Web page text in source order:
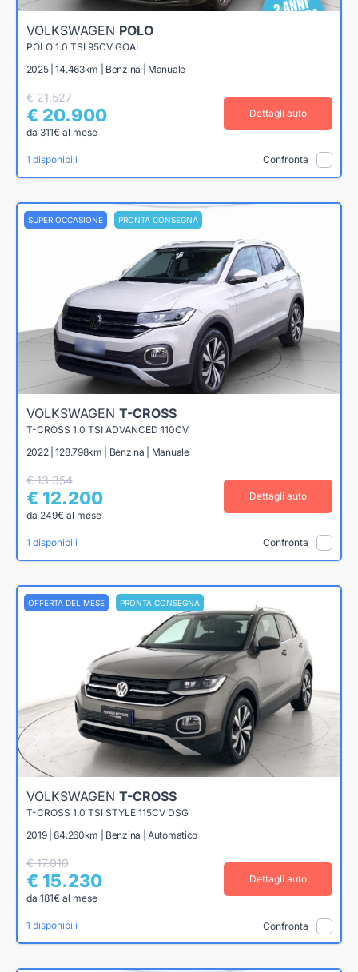
VOLKSWAGEN POLO
POLO 1.0 TSI 95CV GOAL
2025 | 14.463km | Benzina | Manuale
€ 21.527
€ 20.900
da 311€ al mese
Dettagli auto
1 disponibili Confronta
SUPER OCCASIONE PRONTA CONSEGNA
VOLKSWAGEN T-CROSS
T-CROSS 1.0 TSI ADVANCED 110CV
2022 | 128.798km | Benzina | Manuale
€ 13.354
€ 12.200
da 249€ al mese
Dettagli auto
1 disponibili Confronta
OFFERTA DEL MESE PRONTA CONSEGNA
VOLKSWAGEN T-CROSS
T-CROSS 1.0 TSI STYLE 115CV DSG
2019 | 84.260km | Benzina | Automatico
€ 17.010
€ 15.230
da 181€ al mese
Dettagli auto
1 disponibili Confronta